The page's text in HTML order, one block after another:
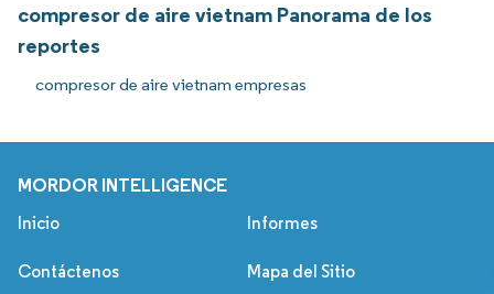
compresor de aire vietnam Panorama de los
reportes
compresor de aire vietnam empresas
MORDOR INTELLIGENCE
Inicio Informes
Contáctenos Mapa del Sitio